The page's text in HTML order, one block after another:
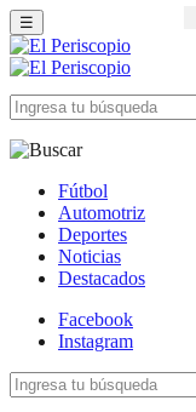
☰
Fútbol
Automotriz
Deportes
Noticias
Destacados
Facebook
Instagram